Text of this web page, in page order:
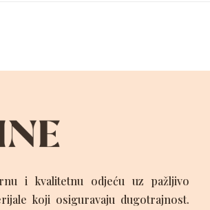
i kvalitetnu odjeću uz pažljivo
koji osiguravaju dugotrajnost.